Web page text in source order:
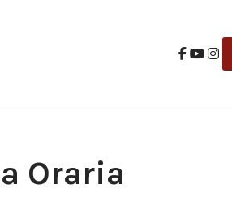
Oraria